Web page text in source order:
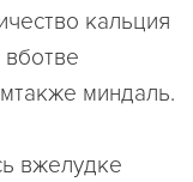
кальция
вботве
миндаль.
вжелудке